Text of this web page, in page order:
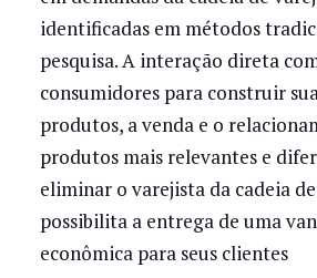
identificadas em métodos
pesquisa. A interação direta
consumidores para construir
produtos, a venda e o
produtos mais relevantes e
eliminar o varejista da cadeia
possibilita a entrega de uma
econômica para seus clientes